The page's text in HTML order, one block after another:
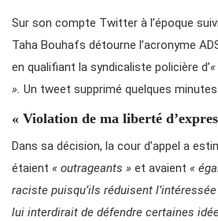
Sur son compte Twitter à l’époque
Taha Bouhafs détourne l’acronyme
en qualifiant la syndicaliste policière d’
». Un tweet supprimé quelques
« Violation de ma liberté
Dans sa décision, la cour d’appel a
étaient « outrageants » et avaient «
raciste puisqu’ils réduisent
lui interdirait de défendre certaines